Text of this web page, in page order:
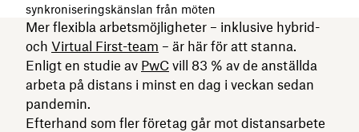
synkroniseringskänslan från möten
Mer flexibla arbetsmöjligheter – inklusive hybrid-
och Virtual First-team – är här för att stanna.
Enligt en studie av PwC vill 83 % av de anställda
arbeta på distans i minst en dag i veckan sedan
pandemin.
Efterhand som fler företag går mot distansarbete